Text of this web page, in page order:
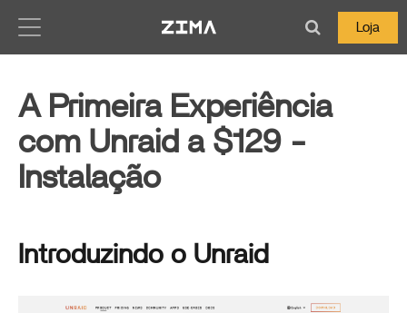
Loja
A Primeira Experiência
com Unraid a $129 -
Instalação
Introduzindo o Unraid